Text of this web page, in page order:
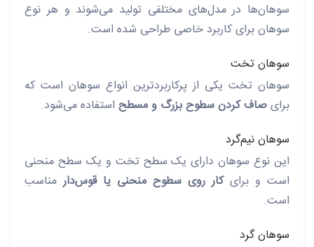
سوهان‌ها در مدل‌های مختلفی تولید می‌شوند و هر نوع
سوهان برای کاربرد خاصی طراحی شده است.
سوهان تخت
سوهان تخت یکی از پرکاربردترین انواع سوهان است که
برایصاف کردن سطوح بزرگ و مسطح استفاده می‌شود.
سوهان نیم‌گرد
این نوع سوهان دارای یک سطح تخت و یک سطح منحنی
است و برایکار روی سطوح منحنی یا قوس‌دارمناسب
است.
سوهان گرد